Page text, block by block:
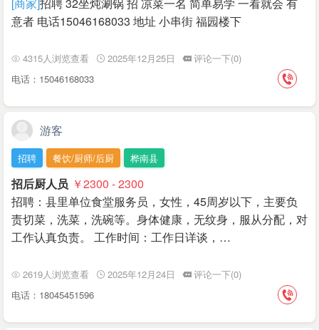
意者 电话15046168033 地址 小串街 福园楼下
4315人浏览查看 2025年12月25日
评论一下(0)
电话：15046168033
游客
招聘 餐饮/厨师/后厨 桦南县
招后厨人员 ￥2300 - 2300
招聘：县里单位食堂服务员，女性，45周岁以下，主要负
责切菜，洗菜，洗碗等。身体健康，无纹身，服从分配，对
工作认真负责。 工作时间：工作日详谈，…
2619人浏览查看 2025年12月24日
评论一下(0)
电话：18045451596